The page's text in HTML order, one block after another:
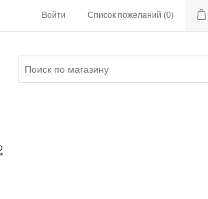
Войти Список пожеланий (0)